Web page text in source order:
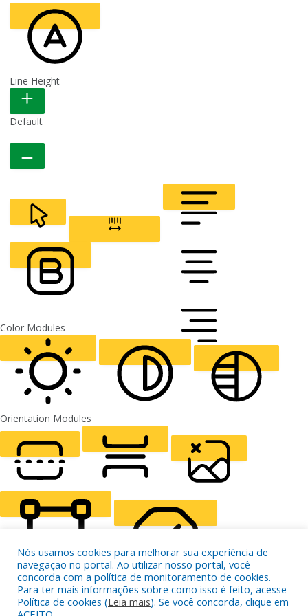
READABLE FONT
Default
CURSOR LETTER SPACING
ALIGN TEXT
LIGHT CONTRAST
Orientation Modules
READING LINE READING MASK HIDE IMAGES
HIGHLIGHT CONTENT STOP ANIMATIONS
Nós usamos cookies para melhorar sua experiência de
navegação no portal. Ao utilizar nosso portal, você
concorda com a política de monitoramento de cookies.
Para ter mais informações sobre como isso é feito, acesse
Política de cookies (Leia mais). Se você concorda, clique em